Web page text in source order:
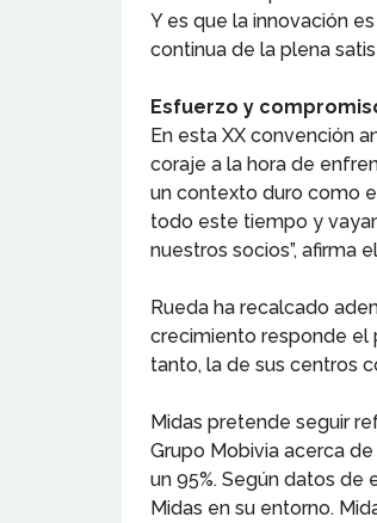
Y es que la innovación
continua de la plena
Esfuerzo y
En esta XX convención
coraje a la hora de
un contexto duro como
todo este tiempo y
nuestros socios”, afirma
Rueda ha recalcado
crecimiento responde el
tanto, la de sus centros
Midas pretende seguir
Grupo Mobivia acerca
un 95%. Según datos
Midas en su entorno.